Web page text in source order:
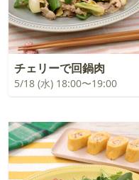
チェリーで回鍋肉
5/18 (水) 18:00〜19:00